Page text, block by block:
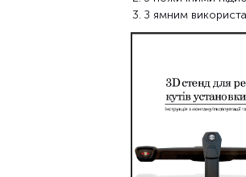
З ямним